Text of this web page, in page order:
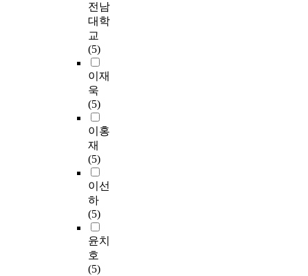
전남
대학
교
(5)
이재
욱
(5)
이홍
재
(5)
이선
하
(5)
윤치
호
(5)